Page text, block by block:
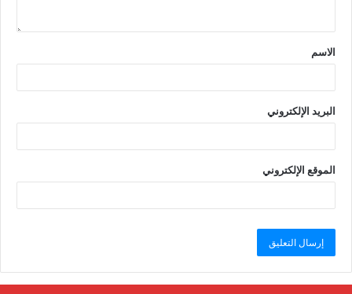
الاسم
البريد الإلكتروني
الموقع الإلكتروني